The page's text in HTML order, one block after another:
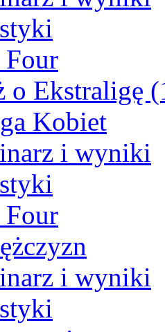
o Ekstraligę
Kobiet
i wyniki
i wyniki